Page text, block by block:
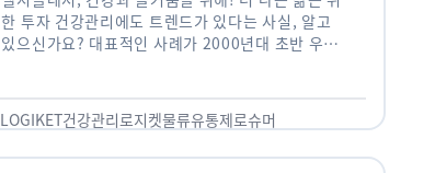
한 투자 건강관리에도 트렌드가 있다는 사실, 알고
있으신가요? 대표적인 사례가 2000년대 초반 우리
LOGIKET건강관리로지켓물류유통제로슈머